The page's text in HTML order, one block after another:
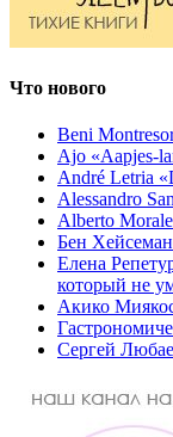
Что нового
Beni
Ajo «Aapjes-
André Letria
Alessandro
Alberto
Бен
Елена
который не
Акико
Сергей